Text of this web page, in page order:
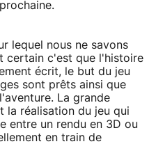
lequel nous ne savons
certain c'est que l'histoire
écrit, le but du jeu
sont prêts ainsi que
La grande
la réalisation du jeu qui
entre un rendu en 3D ou
en train de